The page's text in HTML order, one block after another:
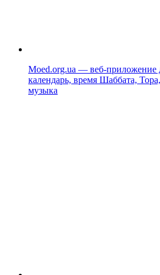
Moed.org.ua — веб-приложение
календарь, время Шаббата,
музыка